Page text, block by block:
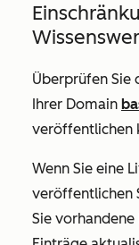
Überprüfen Sie
Ihrer Domain
veröffentlichen
Wenn Sie eine
veröffentlichen
Sie vorhandene